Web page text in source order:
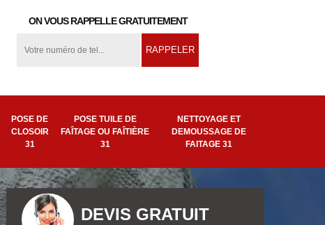
ON VOUS RAPPELLE GRATUITEMENT
POSE DE
CLOSOIR
31
POSE TUILE DE
FAÎTAGE OU FAÎTIÈRE
31
NETTOYAGE ET
DEMOUSSAGE DE
FAITAGE 31
DEVIS GRATUIT